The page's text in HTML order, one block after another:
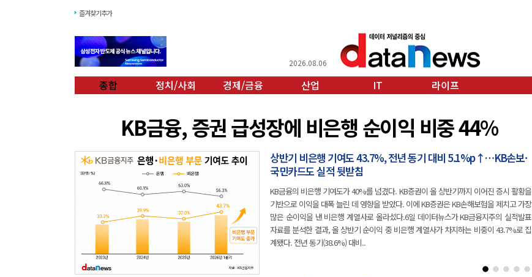
즐겨찾기추가
2026.08.06
종합 정치/사회 경제/금융 산업 IT 라이프
엔비디아 품은 네이버, 다시 빛난 ‘지분 경영’
지분 4.5%에 AI 시대 최대 파트너 확보…CJ·신세계 이어 전략적 지
분 활용 재조명
네이버가 엔비디아를 전략적 주주로 맞아들이며 강력한 동맹을 구축했다. 미래에셋, CJ,
신세계 등 국내 주요 그룹들과 지분 교환을 통해 영토를 확장해 온 네이버 특유의 ‘지분
경영’이 글로벌 AI 시장에서 다시 한번 빛을 발했다는 평가다.5일 데이터뉴스 취재에 따
르면, 네이버는 최근 제3자 배정 유상증자를 통해 엔비디아로부터 1조4809억 원 규모의
투자를 유치했다. 엔비디..